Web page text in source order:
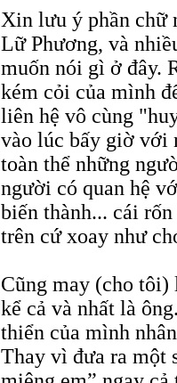
Xin lưu ý phần chữ
Lữ Phương, và
muốn nói gì ở đây.
kém cỏi của mình
liên hệ vô cùng
vào lúc bấy giờ với
toàn thể những
người có quan hệ
biến thành... cái
trên cứ xoay như
Cũng may (cho tôi)
kể cả và nhất là
thiển của mình
Thay vì đưa ra một